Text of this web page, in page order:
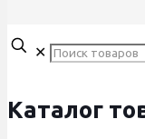
✕
Каталог